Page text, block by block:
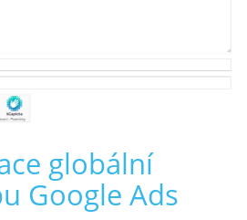
globální
Google Ads